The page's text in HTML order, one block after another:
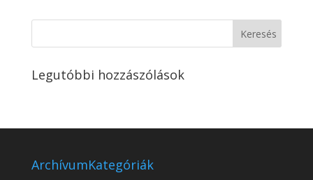
Legutóbbi hozzászólások
ArchívumKategóriák